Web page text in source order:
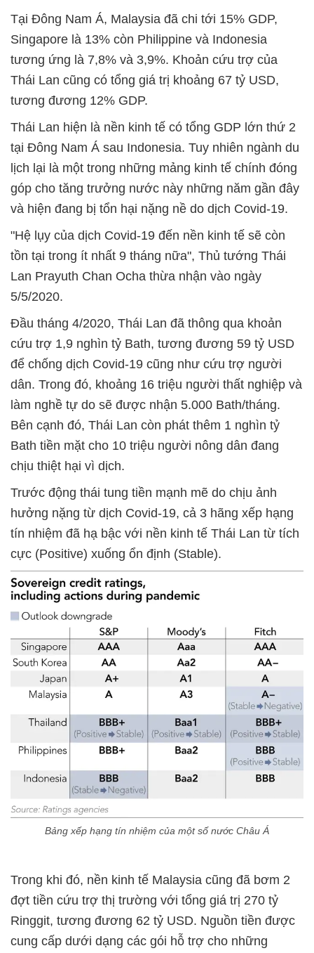
Tại Đông Nam Á, Malaysia đã chi tới 15% GDP,
Singapore là 13% còn Philippine và Indonesia
tương ứng là 7,8% và 3,9%. Khoản cứu trợ của
Thái Lan cũng có tổng giá trị khoảng 67 tỷ USD,
tương đương 12% GDP.
Thái Lan hiện là nền kinh tế có tổng GDP lớn thứ 2
tại Đông Nam Á sau Indonesia. Tuy nhiên ngành du
lịch lại là một trong những mảng kinh tế chính đóng
góp cho tăng trưởng nước này những năm gần đây
và hiện đang bị tổn hại nặng nề do dịch Covid-19.
"Hệ lụy của dịch Covid-19 đến nền kinh tế sẽ còn
tồn tại trong ít nhất 9 tháng nữa", Thủ tướng Thái
Lan Prayuth Chan Ocha thừa nhận vào ngày
5/5/2020.
Đầu tháng 4/2020, Thái Lan đã thông qua khoản
cứu trợ 1,9 nghìn tỷ Bath, tương đương 59 tỷ USD
để chống dịch Covid-19 cũng như cứu trợ người
dân. Trong đó, khoảng 16 triệu người thất nghiệp và
làm nghề tự do sẽ được nhận 5.000 Bath/tháng.
Bên cạnh đó, Thái Lan còn phát thêm 1 nghìn tỷ
Bath tiền mặt cho 10 triệu người nông dân đang
chịu thiệt hại vì dịch.
Trước động thái tung tiền mạnh mẽ do chịu ảnh
hưởng nặng từ dịch Covid-19, cả 3 hãng xếp hạng
tín nhiệm đã hạ bậc với nền kinh tế Thái Lan từ tích
cực (Positive) xuống ổn định (Stable).
Bảng xếp hạng tín nhiệm của một số nước Châu Á
Trong khi đó, nền kinh tế Malaysia cũng đã bơm 2
đợt tiền cứu trợ thị trường với tổng giá trị 270 tỷ
Ringgit, tương đương 62 tỷ USD. Nguồn tiền được
cung cấp dưới dạng các gói hỗ trợ cho những